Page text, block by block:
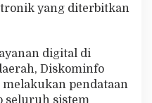
yang diterbitkan
digital di
Diskominfo
pendataan
seluruh sistem